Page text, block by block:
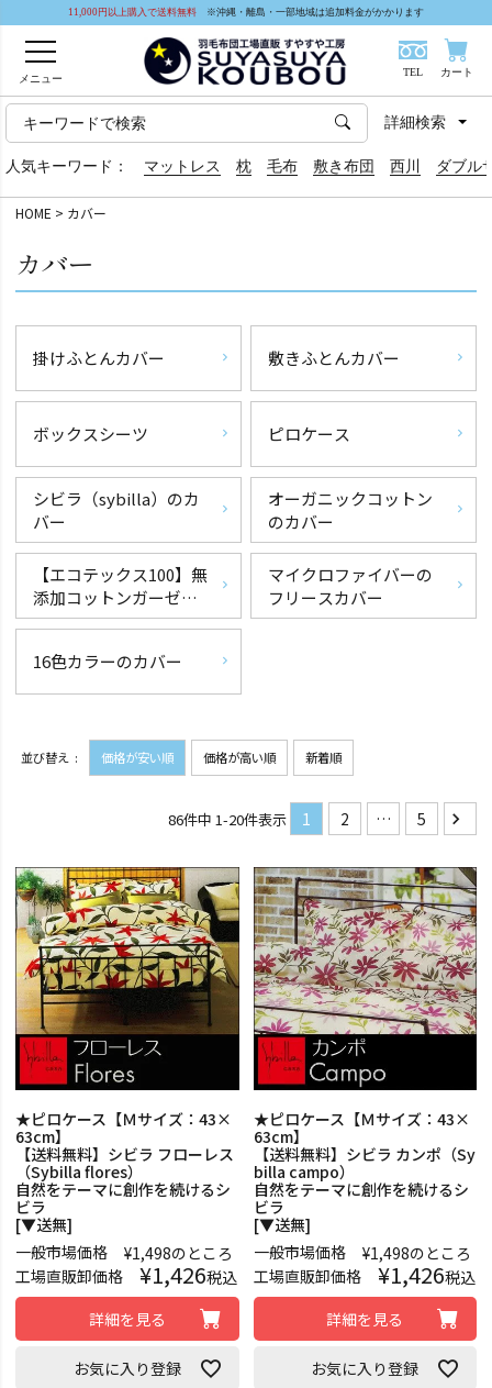
11,000円以上購入で送料無料 ※沖縄・離島・一部地域は追加料金がかかります
メニュー
TEL カート
人気キーワード： マットレス 枕 毛布 敷き布団 西川 ダブル
詳細検索
HOME カバー
カバー
掛けふとんカバー 敷きふとんカバー
ボックスシーツ ピロケース
シビラ（sybilla）のカ
バー
オーガニックコットン
のカバー
【エコテックス100】無
添加コットンガーゼの
カバー
マイクロファイバーの
フリースカバー
16色カラーのカバー
並び替え 価格が安い順 価格が高い順 新着順
86件中 1-20件表示 1 2 … 5
★ピロケース【Ｍサイズ：43×
63cm】
【送料無料】シビラ フローレス
（Sybilla flores）
自然をテーマに創作を続けるシ
ビラ
[▼送無]
一般市場価格
¥1,498のところ
工場直販卸価格
¥1,426税込
詳細を見る
お気に入り登録
★ピロケース【Ｍサイズ：43×
63cm】
【送料無料】シビラ カンポ（Sy
billa campo）
自然をテーマに創作を続けるシ
ビラ
[▼送無]
一般市場価格
¥1,498のところ
工場直販卸価格
¥1,426税込
詳細を見る
お気に入り登録